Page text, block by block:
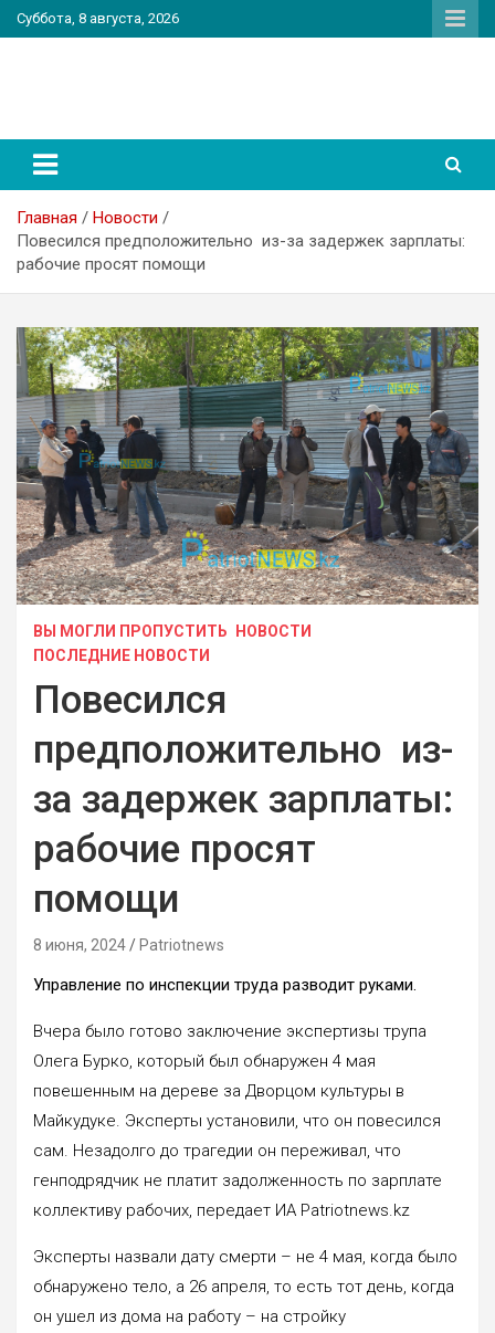
Перейти
к
Суббота, 8 августа, 2026
Главная
Новости
Повесился предположительно из-за задержек зарплаты:
рабочие просят помощи
ВЫ МОГЛИ ПРОПУСТИТЬ
НОВОСТИ
ПОСЛЕДНИЕ НОВОСТИ
Повесился
предположительно из-
за задержек зарплаты:
рабочие просят
помощи
8 июня, 2024 Patriotnews
Управление по инспекции труда разводит руками.
Вчера было готово заключение экспертизы трупа
Олега Бурко, который был обнаружен 4 мая
повешенным на дереве за Дворцом культуры в
Майкудуке. Эксперты установили, что он повесился
сам. Незадолго до трагедии он переживал, что
генподрядчик не платит задолженность по зарплате
коллективу рабочих, передает ИА Patriotnews.kz
Эксперты назвали дату смерти – не 4 мая, когда было
обнаружено тело, а 26 апреля, то есть тот день, когда
он ушел из дома на работу – на стройку